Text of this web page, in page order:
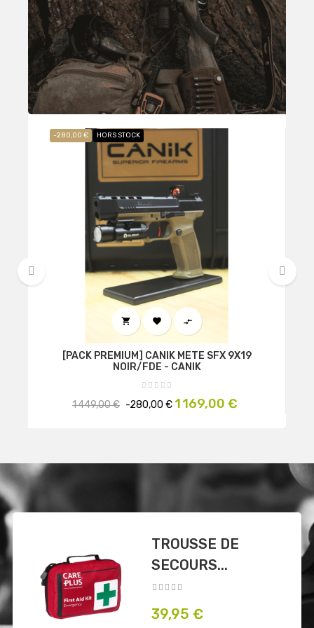
-280,00 € HORS STOCK
  
[PACK PREMIUM] CANIK METE SFX 9X19
NOIR/FDE - CANIK
Prix
1 449,00 € -280,00 € Prix
1 169,00 €
COUTEAU
SPARTAN - COLD
STEEL
Prix
132,90 €